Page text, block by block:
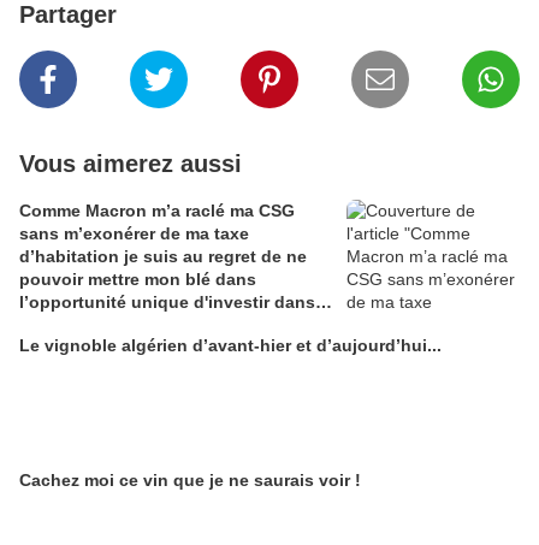
Partager
Vous aimerez aussi
Comme Macron m’a raclé ma CSG
sans m’exonérer de ma taxe
d’habitation je suis au regret de ne
pouvoir mettre mon blé dans
l’opportunité unique d'investir dans
Alain Edouard
Le vignoble algérien d’avant-hier et d’aujourd’hui...
Cachez moi ce vin que je ne saurais voir !